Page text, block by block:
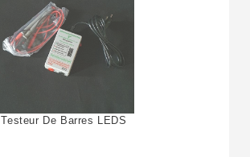
Testeur De Barres LEDS